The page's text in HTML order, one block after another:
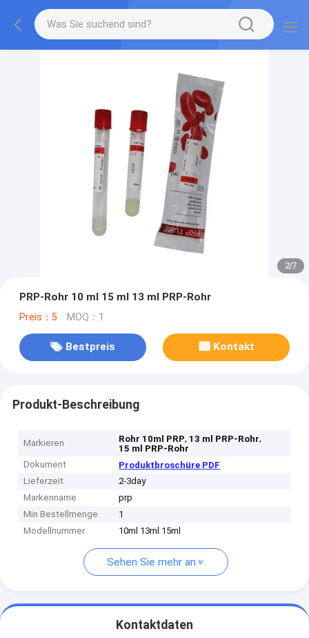
2/7
PRP-Rohr 10 ml 15 ml 13 ml PRP-Rohr
Preis：5 MOQ：1
Bestpreis Kontakt
Produkt-Beschreibung
Markieren Rohr 10ml PRP, 13 ml PRP-Rohr,
15 ml PRP-Rohr
Dokument
Produktbroschüre PDF
Lieferzeit
2-3day
Markenname
prp
Min Bestellmenge
1
Modellnummer
10ml 13ml 15ml
Sehen Sie mehr an
Kontaktdaten